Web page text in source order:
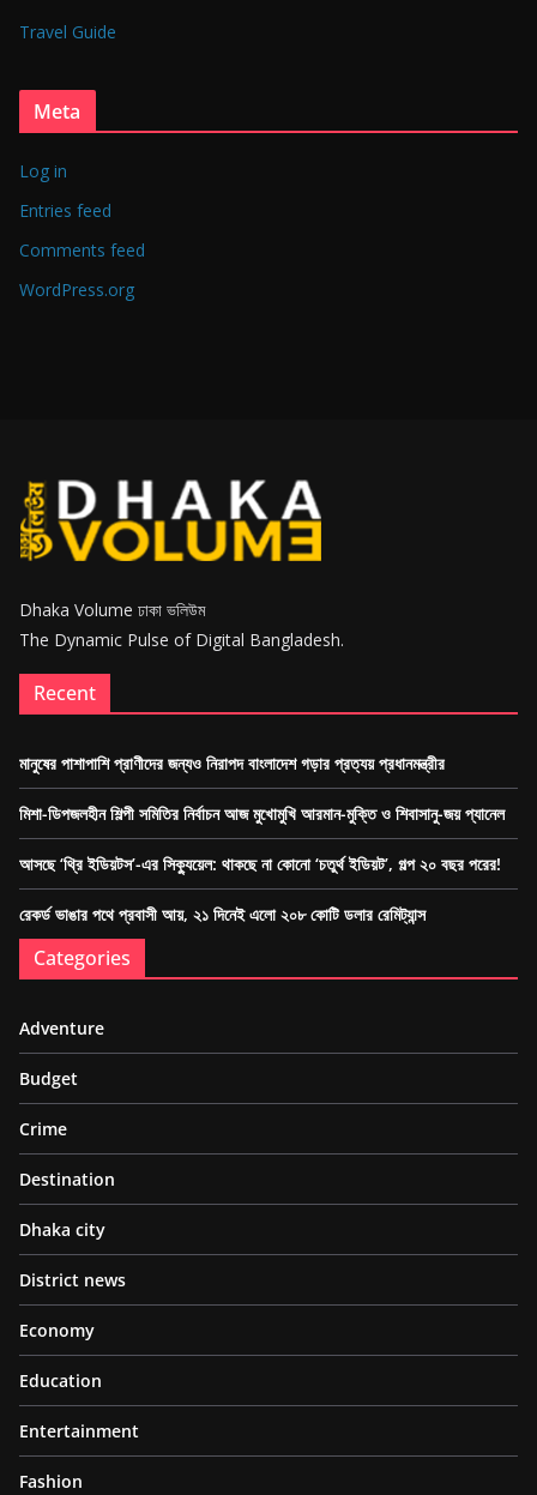
Travel Guide
Meta
Log in
Entries feed
Comments feed
WordPress.org
Dhaka Volume ঢাকা ভলিউম
The Dynamic Pulse of Digital Bangladesh.
Recent
মানুষের পাশাপাশি প্রাণীদের জন্যও নিরাপদ বাংলাদেশ গড়ার প্রত্যয় প্রধানমন্ত্রীর
মিশা-ডিপজলহীন শিল্পী সমিতির নির্বাচন আজ মুখোমুখি আরমান-মুক্তি ও শিবাসানু-জয় প্যানেল
আসছে ‘থ্রি ইডিয়টস’-এর সিক্যুয়েল: থাকছে না কোনো ‘চতুর্থ ইডিয়ট’, গল্প ২০ বছর পরের!
রেকর্ড ভাঙার পথে প্রবাসী আয়, ২১ দিনেই এলো ২০৮ কোটি ডলার রেমিট্যান্স
Categories
Adventure
Budget
Crime
Destination
Dhaka city
District news
Economy
Education
Entertainment
Fashion